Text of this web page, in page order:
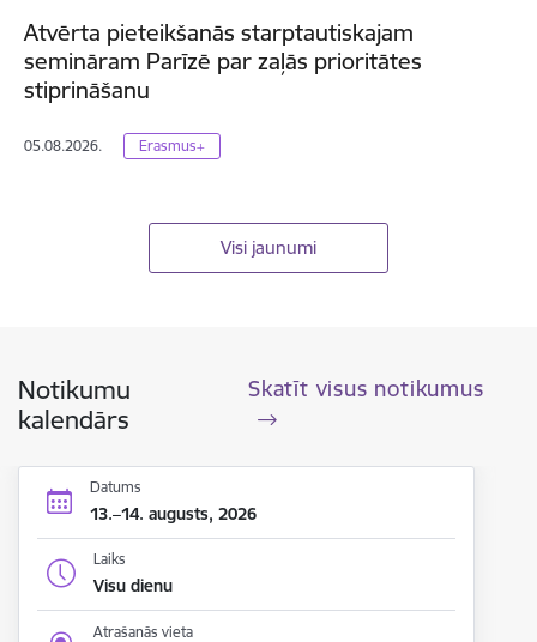
Atvērta pieteikšanās starptautiskajam
semināram Parīzē par zaļās prioritātes
stiprināšanu
05.08.2026. Erasmus+
Visi jaunumi
Notikumu
kalendārs
Skatīt visus notikumus
Datums
13.–14. augusts, 2026
Laiks
Visu dienu
Atrašanās vieta